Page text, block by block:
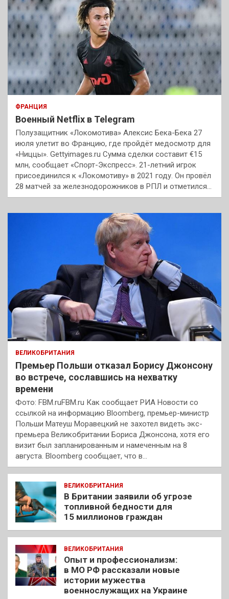
ФРАНЦИЯ
Военный Netflix в Telegram
Полузащитник «Локомотива» Алексис Бека-Бека 27
июля улетит во Францию, где пройдёт медосмотр для
«Ниццы». Gettyimages.ru Сумма сделки составит €15
млн, сообщает «Спорт-Экспресс». 21-летний игрок
присоединился к «Локомотиву» в 2021 году. Он провёл
28 матчей за железнодорожников в РПЛ и отметился…
ВЕЛИКОБРИТАНИЯ
Премьер Польши отказал Борису Джонсону
во встрече, сославшись на нехватку
времени
Фото: FBM.ruFBM.ru Как сообщает РИА Новости со
ссылкой на информацию Bloomberg, премьер-министр
Польши Матеуш Моравецкий не захотел видеть экс-
премьера Великобритании Бориса Джонсона, хотя его
визит был запланированным и намеченным на 8
августа. Bloomberg сообщает, что в…
ВЕЛИКОБРИТАНИЯ
В Британии заявили об угрозе
топливной бедности для
15 миллионов граждан
ВЕЛИКОБРИТАНИЯ
Опыт и профессионализм:
в МО РФ рассказали новые
истории мужества
военнослужащих на Украине